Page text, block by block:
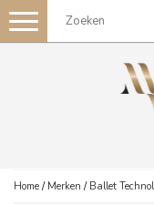
Toggle
navigation
Home / Merken / Ballet